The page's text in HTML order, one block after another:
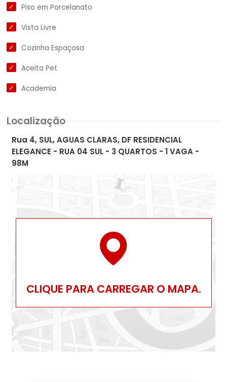
Piso em Porcelanato
Vista Livre
Cozinha Espaçosa
Aceita Pet
Academia
Localização
Rua 4, SUL, AGUAS CLARAS, DF RESIDENCIAL
ELEGANCE - RUA 04 SUL - 3 QUARTOS - 1 VAGA -
98M
CLIQUE PARA CARREGAR O MAPA.